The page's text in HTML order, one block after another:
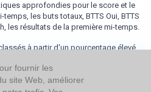
approfondies pour le score et le
les buts totaux, BTTS Oui, BTTS
les résultats de la première mi-temps.
à partir d'un pourcentage élevé
fournir les
site Web, améliorer